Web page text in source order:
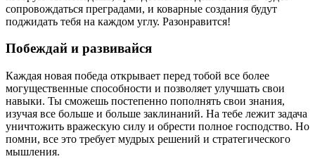
сопровождаться преградами, и коварные создания будут
поджидать тебя на каждом углу. Разонравится!
Побеждай и развивайся
Каждая новая победа открывает перед тобой все более
могущественные способности и позволяет улучшать свои
навыки. Ты сможешь постепенно пополнять свои знания,
изучая все больше и больше заклинаний. На тебе лежит задача
уничтожить вражескую силу и обрести полное господство. Но
помни, все это требует мудрых решений и стратегического
мышления.